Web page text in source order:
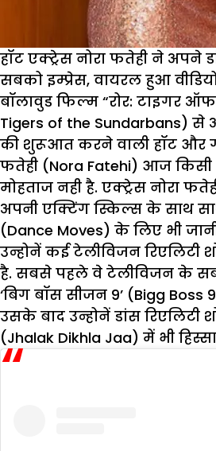
हॉट एक्ट्रेस नोरा फतेही ने अपने
सबको इम्प्रेस, वायरल हुआ
बॉलावुड फिल्म “रोर: टाइगर
Tigers of the Sundarbans) से
की शुरूआत करने वाली हॉट और
फतेही (Nora Fatehi) आज किसी
मोहताज नही है. एक्ट्रेस नोरा
अपनी एक्टिंग स्किल्स के साथ
(Dance Moves) के लिए भी
उन्होनें कई टेलीविजन रिएलिटी
है. सबसे पहले वे टेलीविजन के
‘बिग बॉस सीजन 9’ (Bigg Boss
उसके बाद उन्होनें डांस रिएलिटी
(Jhalak Dikhla Jaa) में भी